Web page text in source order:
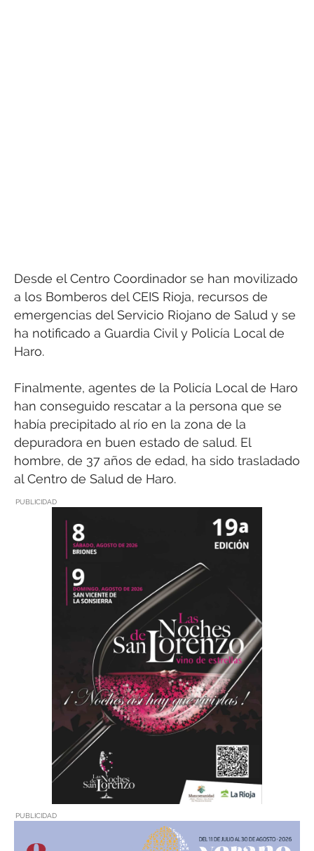
Desde el Centro Coordinador se han movilizado
a los Bomberos del CEIS Rioja, recursos de
emergencias del Servicio Riojano de Salud y se
ha notificado a Guardia Civil y Policía Local de
Haro.
Finalmente, agentes de la Policía Local de Haro
han conseguido rescatar a la persona que se
había precipitado al río en la zona de la
depuradora en buen estado de salud. El
hombre, de 37 años de edad, ha sido trasladado
al Centro de Salud de Haro.
PUBLICIDAD
PUBLICIDAD